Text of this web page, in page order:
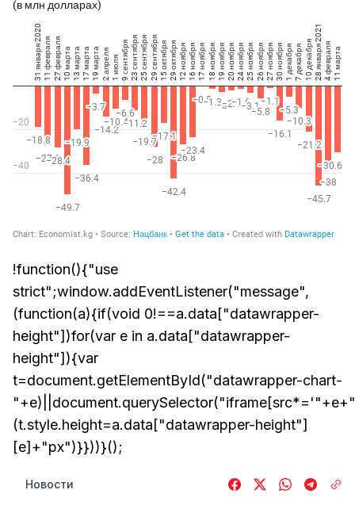
!function(){"use
strict";window.addEventListener("message",
(function(a){if(void 0!==a.data["datawrapper-
height"])for(var e in a.data["datawrapper-
height"]){var
t=document.getElementById("datawrapper-chart-
(t.style.height=a.data["datawrapper-height"]
[e]+"px")}}))}();
Новости